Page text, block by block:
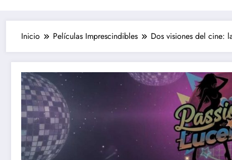
Inicio Películas Imprescindibles Dos visiones del cine: